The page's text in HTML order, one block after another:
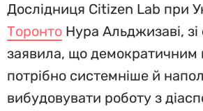
Дослідниця Citizen Lab при
Торонто Нура Альджизаві, зі
заявила, що демократичним
потрібно системніше й
вибудовувати роботу з